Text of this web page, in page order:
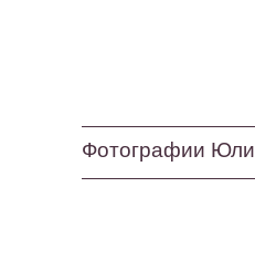
Фотографии